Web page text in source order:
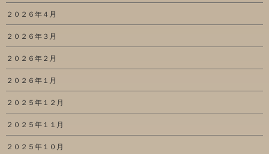
２０２６年４月
２０２６年３月
２０２６年２月
２０２６年１月
２０２５年１２月
２０２５年１１月
２０２５年１０月